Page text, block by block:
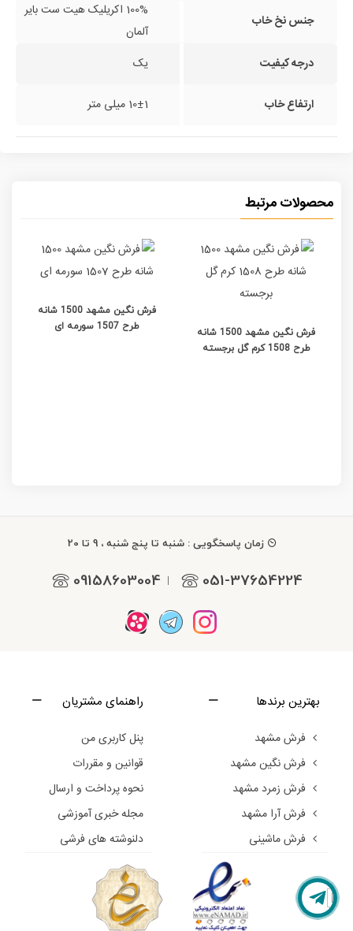
جنس نخ خاب
100% اکریلیک هیت ست بایر
آلمان
درجه کیفیت
یک
ارتفاع خاب 10±1 میلی متر
محصولات مرتبط
فرش نگین مشهد 1500 شانه
طرح 1508 کرم گل برجسته
فرش نگین مشهد 1500 شانه
طرح 1507 سورمه ای
زمان پاسخگویی : شنبه تا پنج شنبه ، 9 تا 20
051-37654224
|
09158603004
بهترین برندها
فرش مشهد
فرش نگین مشهد
فرش زمرد مشهد
فرش آرا مشهد
فرش ماشینی
راهنمای مشتریان
پنل کاربری من
قوانین و مقررات
نحوه پرداخت و ارسال
مجله خبری آموزشی
دلنوشته های فرشی